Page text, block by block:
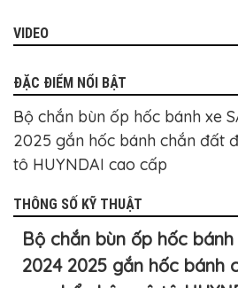
ĐỒ
CHƠI
MÁY
DECAL
Ô
TÔ
ISUZU
BỌC
GHẾ
DA
Ô
TÔ
VIDEO
ĐẶC ĐIỂM NỔI BẬT
Bộ chắn bùn ốp hốc bánh xe
2025 gắn hốc bánh chắn đất
tô HUYNDAI cao cấp
THÔNG SỐ KỸ THUẬT
Bộ chắn bùn ốp hốc bánh
2024 2025 gắn hốc bánh